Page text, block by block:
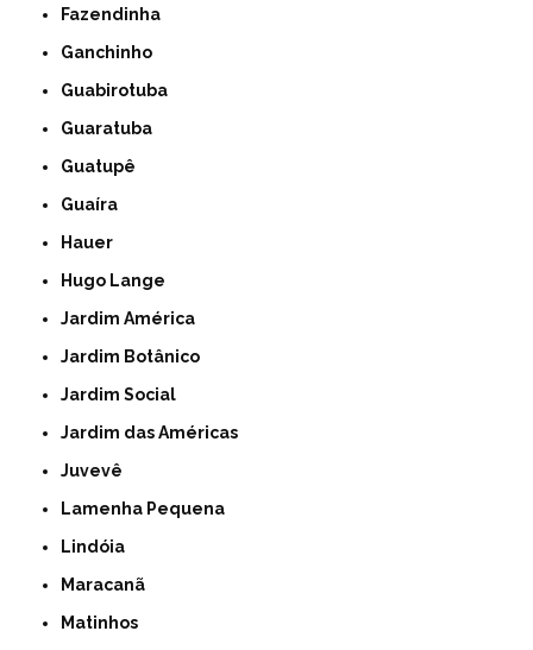
Fazendinha
Ganchinho
Guabirotuba
Guaratuba
Guatupê
Guaíra
Hauer
Hugo Lange
Jardim América
Jardim Botânico
Jardim Social
Jardim das Américas
Juvevê
Lamenha Pequena
Lindóia
Maracanã
Matinhos